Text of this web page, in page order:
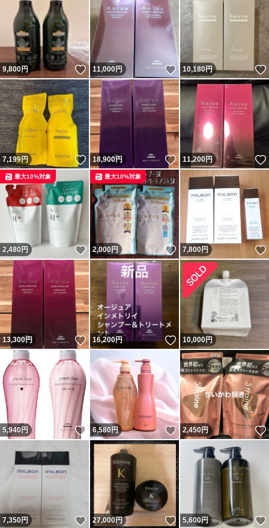
9,800円 いいね！
11,000円 いいね！
10,180円
7,199円 いいね！
18,900円 いいね！
11,200円
2,480円 いいね！
最大10%対象
2,000円 いいね！
最大10%対象
7,800円
13,300円 いいね！
16,200円 いいね！
10,000円
5,940円 いいね！
6,580円 いいね！
2,450円
7,350円 いいね！
27,000円 いいね！
5,600円